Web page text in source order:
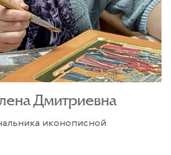
Дмитриевна
иконописной